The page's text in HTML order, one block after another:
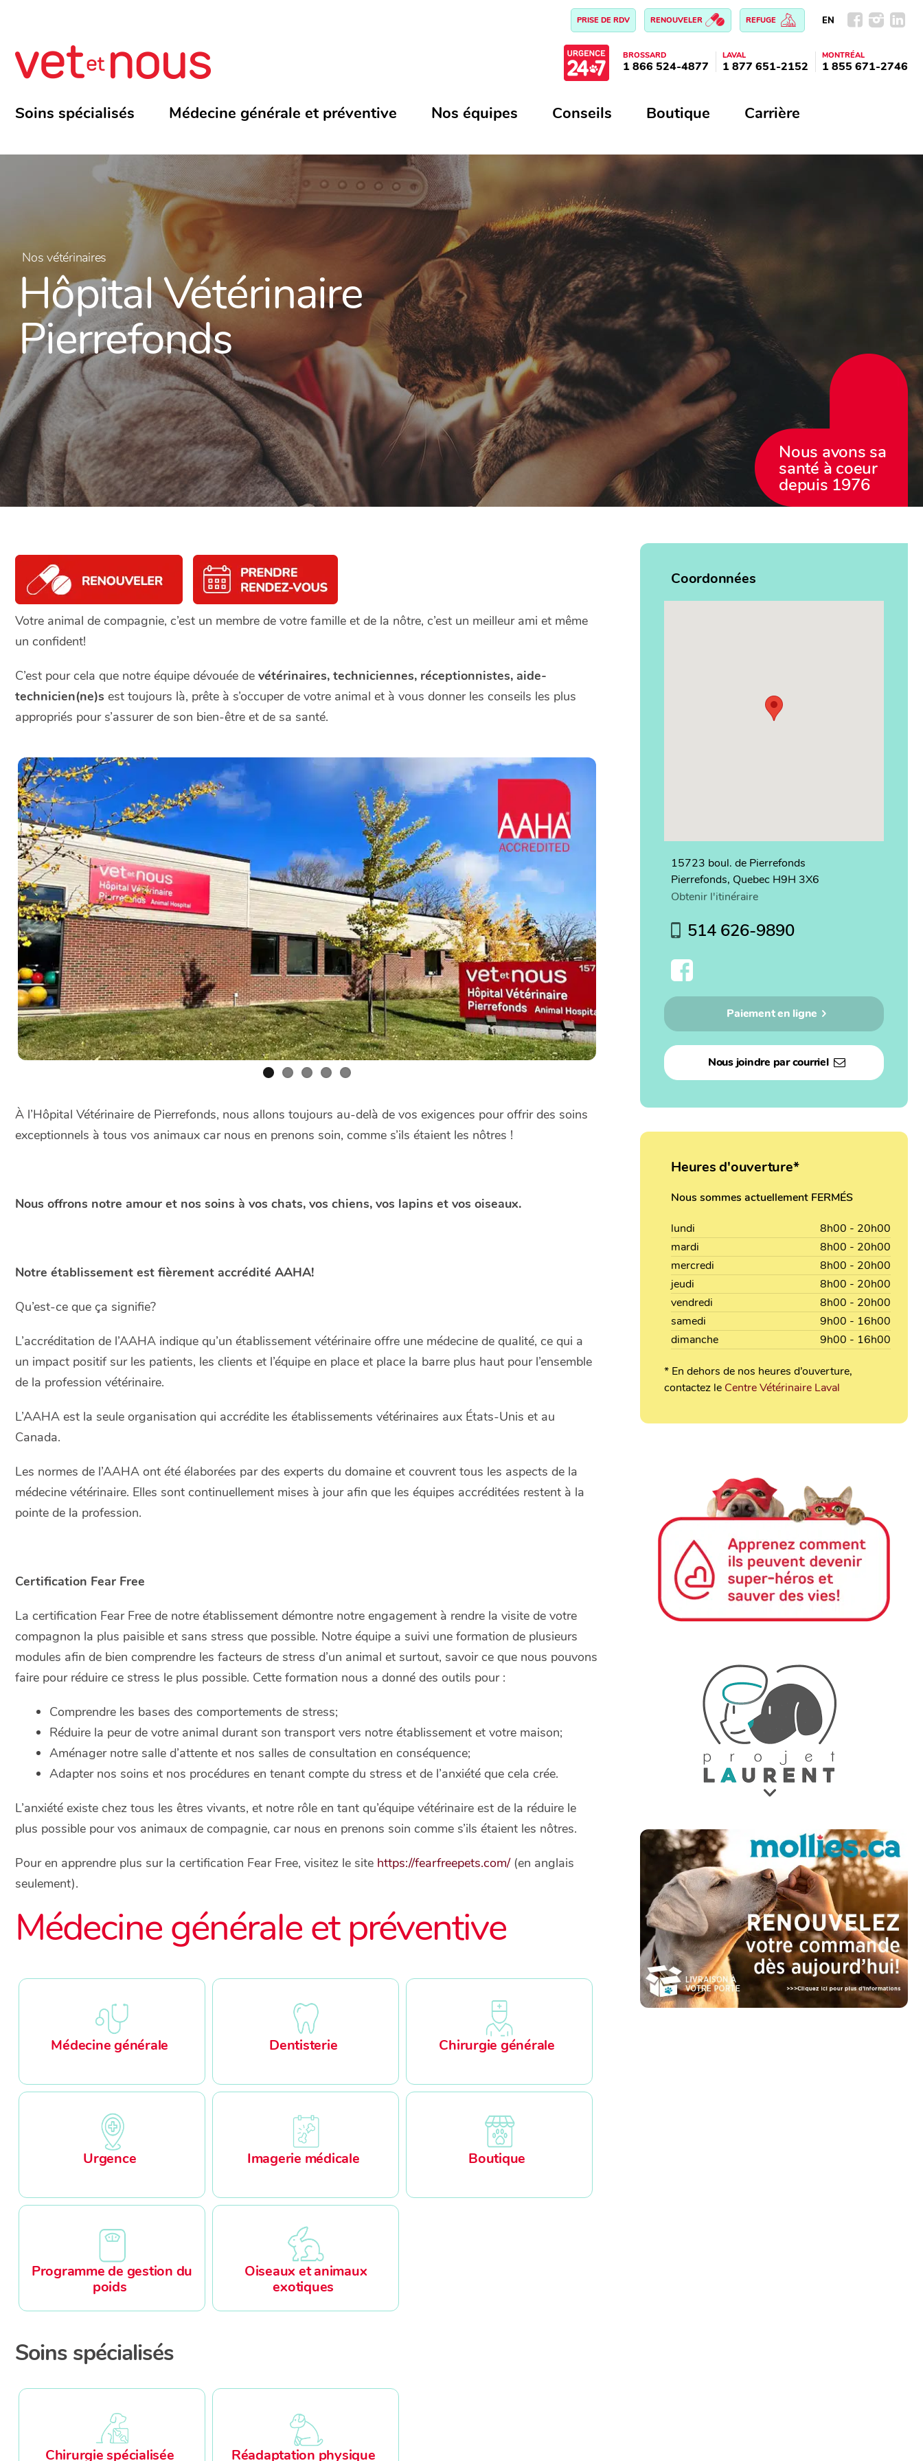
PRISE DE RDV RENOUVELER REFUGE EN
BROSSARD
1 866 524-4877
LAVAL
1 877 651-2152
MONTRÉAL
1 855 671-2746
Soins spécialisés Médecine générale et préventive Nos équipes Conseils Boutique Carrière
Nos vétérinaires
Hôpital Vétérinaire
Pierrefonds
Nous avons sa
santé à coeur
depuis 1976
Votre animal de compagnie, c’est un membre de votre famille et de la nôtre, c’est un meilleur ami et même
un confident!
C’est pour cela que notre équipe dévouée de vétérinaires, techniciennes, réceptionnistes, aide-
technicien(ne)s est toujours là, prête à s’occuper de votre animal et à vous donner les conseils les plus
appropriés pour s’assurer de son bien-être et de sa santé.
À l’Hôpital Vétérinaire de Pierrefonds, nous allons toujours au-delà de vos exigences pour offrir des soins
exceptionnels à tous vos animaux car nous en prenons soin, comme s’ils étaient les nôtres !
Nous offrons notre amour et nos soins à vos chats, vos chiens, vos lapins et vos oiseaux.
Notre établissement est fièrement accrédité AAHA!
Qu’est-ce que ça signifie?
L’accréditation de l’AAHA indique qu’un établissement vétérinaire offre une médecine de qualité, ce qui a
un impact positif sur les patients, les clients et l’équipe en place et place la barre plus haut pour l’ensemble
de la profession vétérinaire.
L’AAHA est la seule organisation qui accrédite les établissements vétérinaires aux États-Unis et au
Canada.
Les normes de l’AAHA ont été élaborées par des experts du domaine et couvrent tous les aspects de la
médecine vétérinaire. Elles sont continuellement mises à jour afin que les équipes accréditées restent à la
pointe de la profession.
Certification Fear Free
La certification Fear Free de notre établissement démontre notre engagement à rendre la visite de votre
compagnon la plus paisible et sans stress que possible. Notre équipe a suivi une formation de plusieurs
modules afin de bien comprendre les facteurs de stress d’un animal et surtout, savoir ce que nous pouvons
faire pour réduire ce stress le plus possible. Cette formation nous a donné des outils pour :
Comprendre les bases des comportements de stress;
Réduire la peur de votre animal durant son transport vers notre établissement et votre maison;
Aménager notre salle d’attente et nos salles de consultation en conséquence;
Adapter nos soins et nos procédures en tenant compte du stress et de l’anxiété que cela crée.
L’anxiété existe chez tous les êtres vivants, et notre rôle en tant qu’équipe vétérinaire est de la réduire le
plus possible pour vos animaux de compagnie, car nous en prenons soin comme s’ils étaient les nôtres.
Pour en apprendre plus sur la certification Fear Free, visitez le site https://fearfreepets.com/(en anglais
seulement).
Médecine générale et préventive
Médecine générale Dentisterie Chirurgie générale
Urgence Imagerie médicale Boutique
Programme de gestion du
poids
Oiseaux et animaux
exotiques
Soins spécialisés
Chirurgie spécialisée Réadaptation physique
Coordonnées
15723 boul. de Pierrefonds
Pierrefonds, Quebec H9H 3X6
Obtenir l'itinéraire
514 626-9890
Paiement en ligne
Nous joindre par courriel
Heures d'ouverture*
Nous sommes actuellement FERMÉS
lundi
8h00 - 20h00
mardi
8h00 - 20h00
mercredi
8h00 - 20h00
jeudi
8h00 - 20h00
vendredi
8h00 - 20h00
samedi
9h00 - 16h00
dimanche
9h00 - 16h00
* En dehors de nos heures d’ouverture,
contactez le Centre Vétérinaire Laval